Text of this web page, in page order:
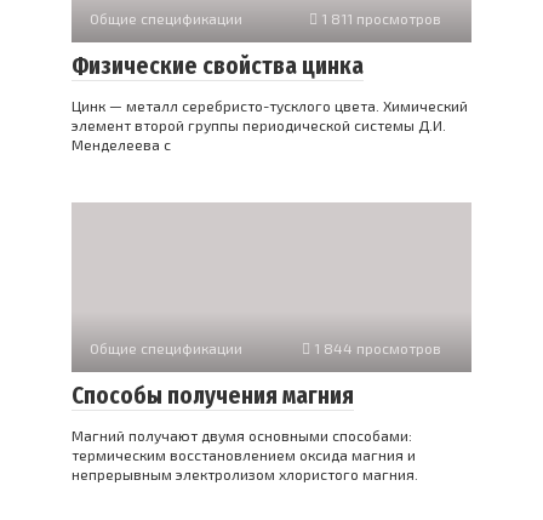
Общие спецификации 1 811 просмотров
Физические свойства цинка
Цинк — металл серебристо-тусклого цвета. Химический
элемент второй группы периодической системы Д.И.
Менделеева с
Общие спецификации 1 844 просмотров
Способы получения магния
Магний получают двумя основными способами:
термическим восстановлением оксида магния и
непрерывным электролизом хлористого магния.